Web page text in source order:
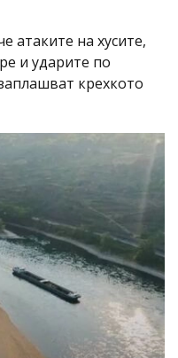
атаките на хусите,
и ударите по
крехкото